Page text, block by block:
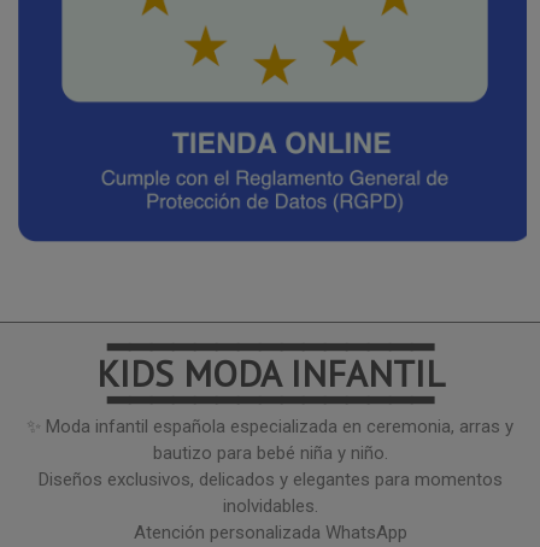
━━━━━━━━━━━━━━━
KIDS MODA INFANTIL
━━━━━━━━━━━━━━━
✨ Moda infantil española especializada en ceremonia, arras y
bautizo para bebé niña y niño.
Diseños exclusivos, delicados y elegantes para momentos
inolvidables.
Atención personalizada WhatsApp